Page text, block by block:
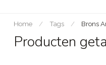
Home / Tags / Brons
Producten